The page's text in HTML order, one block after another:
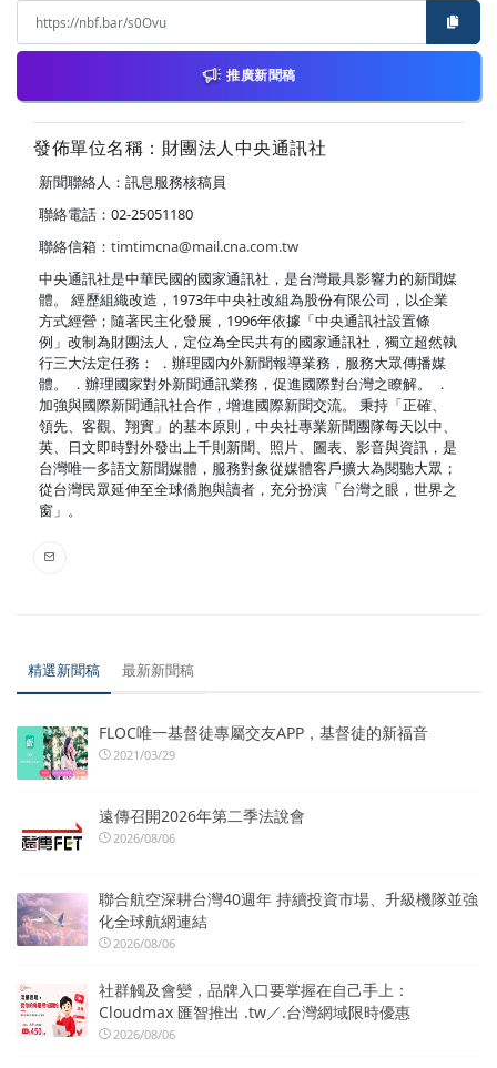
推廣新聞稿
發佈單位名稱：財團法人中央通訊社
新聞聯絡人：訊息服務核稿員
聯絡電話：02-25051180
聯絡信箱： timtimcna@mail.cna.com.tw
中央通訊社是中華民國的國家通訊社，是台灣最具影響力的新聞媒
體。 經歷組織改造，1973年中央社改組為股份有限公司，以企業
方式經營；隨著民主化發展，1996年依據「中央通訊社設置條
例」改制為財團法人，定位為全民共有的國家通訊社，獨立超然執
行三大法定任務： ．辦理國內外新聞報導業務，服務大眾傳播媒
體。 ．辦理國家對外新聞通訊業務，促進國際對台灣之瞭解。 ．
加強與國際新聞通訊社合作，增進國際新聞交流。 秉持「正確、
領先、客觀、翔實」的基本原則，中央社專業新聞團隊每天以中、
英、日文即時對外發出上千則新聞、照片、圖表、影音與資訊，是
台灣唯一多語文新聞媒體，服務對象從媒體客戶擴大為閱聽大眾；
從台灣民眾延伸至全球僑胞與讀者，充分扮演「台灣之眼，世界之
窗」。
精選新聞稿 最新新聞稿
FLOC唯一基督徒專屬交友APP，基督徒的新福音
2021/03/29
遠傳召開2026年第二季法說會
2026/08/06
聯合航空深耕台灣40週年 持續投資市場、升級機隊並強
化全球航網連結
2026/08/06
社群觸及會變，品牌入口要掌握在自己手上：
Cloudmax 匯智推出 .tw／.台灣網域限時優惠
2026/08/06